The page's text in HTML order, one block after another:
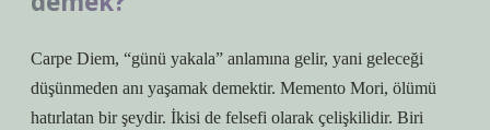
Carpe Diem, “günü yakala” anlamına gelir, yani geleceği
düşünmeden anı yaşamak demektir. Memento Mori, ölümü
hatırlatan bir şeydir. İkisi de felsefi olarak çelişkilidir. Biri